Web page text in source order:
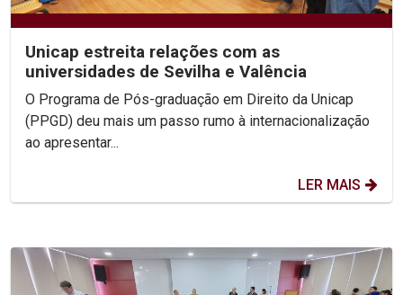
Unicap estreita relações com as
universidades de Sevilha e Valência
O Programa de Pós-graduação em Direito da Unicap
(PPGD) deu mais um passo rumo à internacionalização
ao apresentar...
LER MAIS